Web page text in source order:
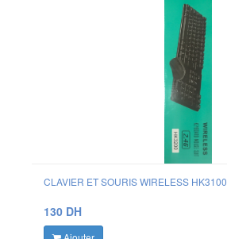
CLAVIER ET SOURIS WIRELESS HK3100
130 DH